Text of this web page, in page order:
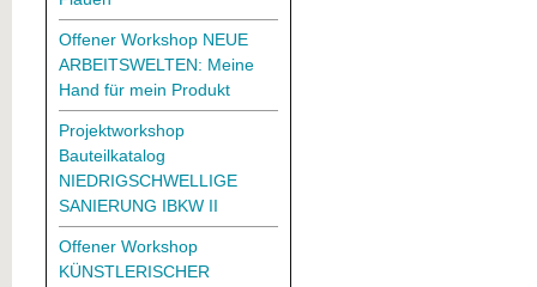
Offener Workshop NEUE
ARBEITSWELTEN: Meine
Hand für mein Produkt
Projektworkshop
Bauteilkatalog
NIEDRIGSCHWELLIGE
SANIERUNG IBKW II
Offener Workshop
KÜNSTLERISCHER